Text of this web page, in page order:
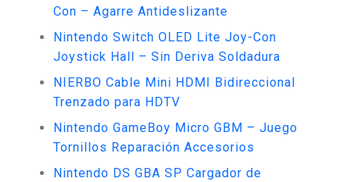
Con – Agarre Antideslizante
Nintendo Switch OLED Lite Joy-Con
Joystick Hall – Sin Deriva Soldadura
NIERBO Cable Mini HDMI Bidireccional
Trenzado para HDTV
Nintendo GameBoy Micro GBM – Juego
Tornillos Reparación Accesorios
Nintendo DS GBA SP Cargador de